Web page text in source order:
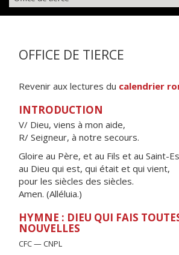
OFFICE DE TIERCE
Revenir aux lectures du calendrier
INTRODUCTION
V/ Dieu, viens à mon aide,
R/ Seigneur, à notre secours.
Gloire au Père, et au Fils et au Saint-
au Dieu qui est, qui était et qui vient,
pour les siècles des siècles.
Amen. (Alléluia.)
HYMNE : DIEU QUI FAIS
NOUVELLES
CFC — CNPL